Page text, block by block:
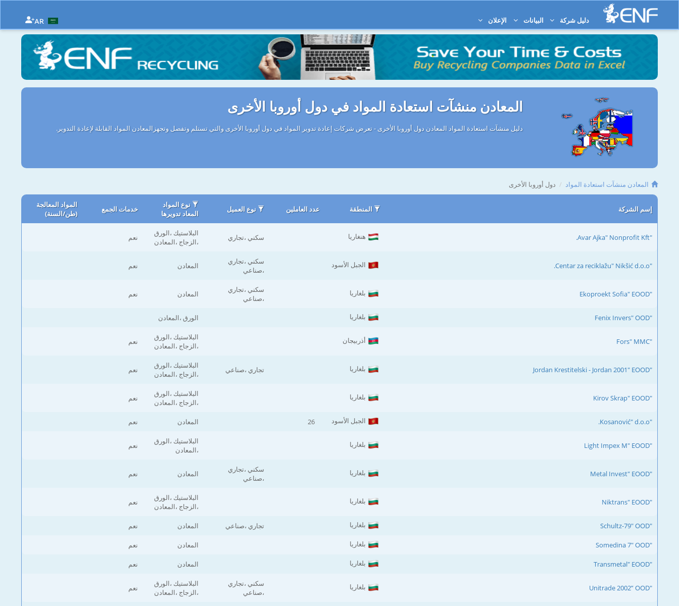
دليل شركة البيانات الإعلان AR
المعادن منشآت استعادة المواد في دول أوروبا الأخرى
دليل منشآت استعادة المواد المعادن دول أوروبا الأخرى - تعرض شركات إعادة تدوير المواد في دول أوروبا الأخرى والتي تستلم وتفصل وتجهزالمعادن المواد القابلة لإعادة التدوير.
المعادن منشآت استعادة المواد دول أوروبا الأخرى
إسم الشركة المنطقة عدد العاملين نوع العميل
نوع المواد
المعاد تدويرها
خدمات الجمع
المواد المعالجة
(طن/السنة)
"Avar Ajka" Nonprofit Kft. هنغاريا سكني ،تجاري
البلاستيك ،الورق
،الزجاج ،المعادن
نعم
"Centar za reciklažu" Nikšić d.o.o. الجبل الأسود
سكني ،تجاري
،صناعي
المعادن نعم
"Ekoproekt Sofia" EOOD بلغاريا
سكني ،تجاري
،صناعي
المعادن نعم
"Fenix Invers" OOD بلغاريا الورق ،المعادن
"Fors" MMC أذربيجان
البلاستيك ،الورق
،الزجاج ،المعادن
نعم
"Jordan Krestitelski - Jordan 2001" EOOD بلغاريا تجاري ،صناعي
البلاستيك ،الورق
،الزجاج ،المعادن
نعم
"Kirov Skrap" EOOD بلغاريا
البلاستيك ،الورق
،الزجاج ،المعادن
نعم
"Kosanović" d.o.o. الجبل الأسود 26 المعادن نعم
"Light Impex M" EOOD بلغاريا
البلاستيك ،الورق
،المعادن
نعم
"Metal Invest" EOOD بلغاريا
سكني ،تجاري
،صناعي
المعادن نعم
"Niktrans" EOOD بلغاريا
البلاستيك ،الورق
،الزجاج ،المعادن
نعم
"Schultz-79" OOD بلغاريا تجاري ،صناعي المعادن نعم
"Somedina 7" OOD بلغاريا المعادن نعم
"Transmetal" EOOD بلغاريا المعادن نعم
"Unitrade 2002” OOD بلغاريا
سكني ،تجاري
،صناعي
البلاستيك ،الورق
،الزجاج ،المعادن
نعم